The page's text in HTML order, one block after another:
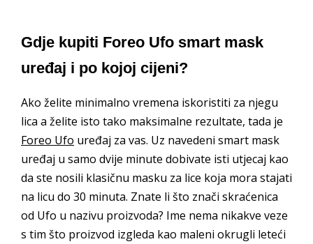
Gdje kupiti Foreo Ufo smart mask
uređaj i po kojoj cijeni?
Ako želite minimalno vremena iskoristiti za njegu
lica a želite isto tako maksimalne rezultate, tada je
Foreo Ufo uređaj za vas. Uz navedeni smart mask
uređaj u samo dvije minute dobivate isti utjecaj kao
da ste nosili klasičnu masku za lice koja mora stajati
na licu do 30 minuta. Znate li što znači skraćenica
od Ufo u nazivu proizvoda? Ime nema nikakve veze
s tim što proizvod izgleda kao maleni okrugli leteći